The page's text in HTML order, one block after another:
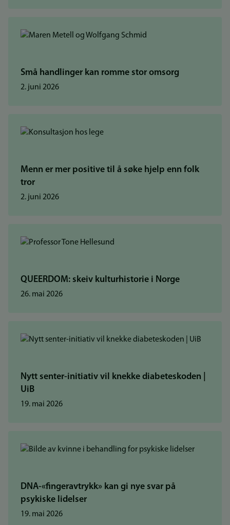
Små handlinger kan romme stor omsorg
2. juni 2026
Menn er mer positive til å søke hjelp enn folk
tror
2. juni 2026
QUEERDOM: skeiv kulturhistorie i Norge
26. mai 2026
Nytt senter-initiativ vil knekke diabeteskoden |
UiB
19. mai 2026
DNA-«fingeravtrykk» kan gi nye svar på
psykiske lidelser
19. mai 2026